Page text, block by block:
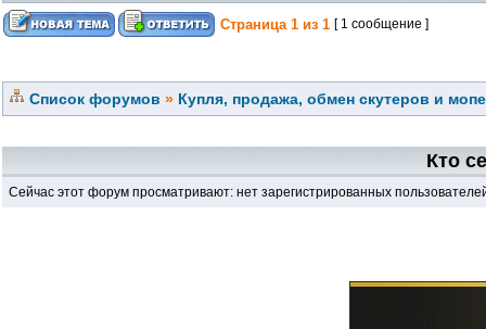
Страница 1 из 1 [ 1 сообщение ]
Список форумов » Купля, продажа, обмен скутеров и
Кто
Сейчас этот форум просматривают: нет зарегистрированных